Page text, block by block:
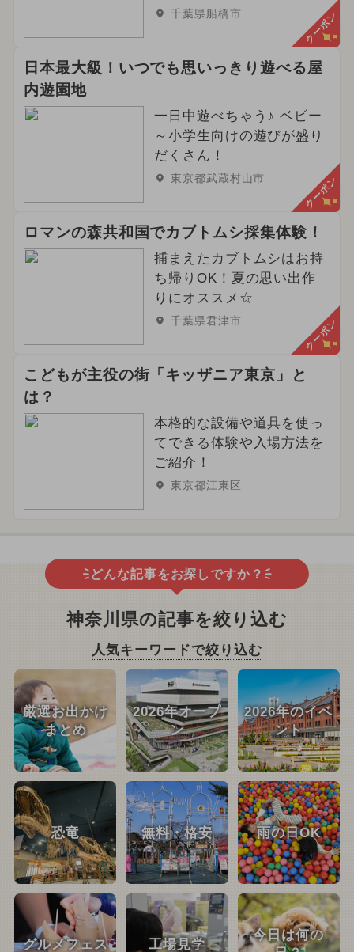
千葉県船橋市 クーポン
日本最大級！いつでも思いっきり遊べる屋
内遊園地
一日中遊べちゃう♪ ベビー
～小学生向けの遊びが盛り
だくさん！
東京都武蔵村山市 クーポン
ロマンの森共和国でカブトムシ採集体験！
捕まえたカブトムシはお持
ち帰りOK！夏の思い出作
りにオススメ☆
千葉県君津市 クーポン
こどもが主役の街「キッザニア東京」と
は？
本格的な設備や道具を使っ
てできる体験や入場方法を
ご紹介！
東京都江東区
どんな記事をお探しですか？
神奈川県の記事を絞り込む
人気キーワードで絞り込む
厳選お出かけ
まとめ
2026年オープ
ン
2026年のイベ
ント
恐竜 無料・格安 雨の日OK
グルメフェス 工場見学
今日は何の